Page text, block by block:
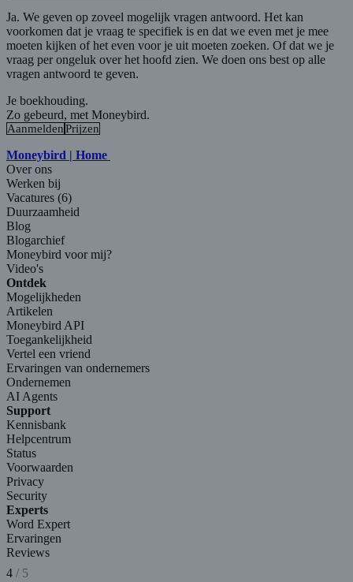
Ja. We geven op zoveel mogelijk vragen antwoord. Het kan
voorkomen dat je vraag te specifiek is en dat we even met je mee
moeten kijken of het even voor je uit moeten zoeken. Of dat we je
vraag per ongeluk over het hoofd zien. We doen ons best op alle
vragen antwoord te geven.